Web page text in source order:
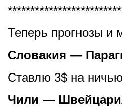
Теперь прогнозы и
Словакия —
Ставлю 3$ на
Чили —